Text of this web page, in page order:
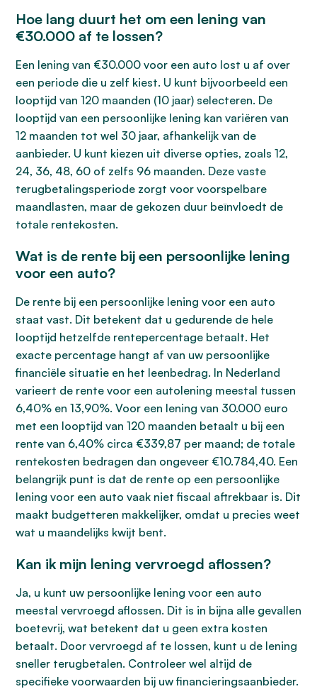
Hoe lang duurt het om een lening van
€30.000 af te lossen?
Een lening van €30.000 voor een auto lost u af over
een periode die u zelf kiest. U kunt bijvoorbeeld een
looptijd van 120 maanden (10 jaar) selecteren. De
looptijd van een persoonlijke lening kan variëren van
12 maanden tot wel 30 jaar, afhankelijk van de
aanbieder. U kunt kiezen uit diverse opties, zoals 12,
24, 36, 48, 60 of zelfs 96 maanden. Deze vaste
terugbetalingsperiode zorgt voor voorspelbare
maandlasten, maar de gekozen duur beïnvloedt de
totale rentekosten.
Wat is de rente bij een persoonlijke lening
voor een auto?
De rente bij een persoonlijke lening voor een auto
staat vast. Dit betekent dat u gedurende de hele
looptijd hetzelfde rentepercentage betaalt. Het
exacte percentage hangt af van uw persoonlijke
financiële situatie en het leenbedrag. In Nederland
varieert de rente voor een autolening meestal tussen
6,40% en 13,90%. Voor een lening van 30.000 euro
met een looptijd van 120 maanden betaalt u bij een
rente van 6,40% circa €339,87 per maand; de totale
rentekosten bedragen dan ongeveer €10.784,40. Een
belangrijk punt is dat de rente op een persoonlijke
lening voor een auto vaak niet fiscaal aftrekbaar is. Dit
maakt budgetteren makkelijker, omdat u precies weet
wat u maandelijks kwijt bent.
Kan ik mijn lening vervroegd aflossen?
Ja, u kunt uw persoonlijke lening voor een auto
meestal vervroegd aflossen. Dit is in bijna alle gevallen
boetevrij, wat betekent dat u geen extra kosten
betaalt. Door vervroegd af te lossen, kunt u de lening
sneller terugbetalen. Controleer wel altijd de
specifieke voorwaarden bij uw financieringsaanbieder.